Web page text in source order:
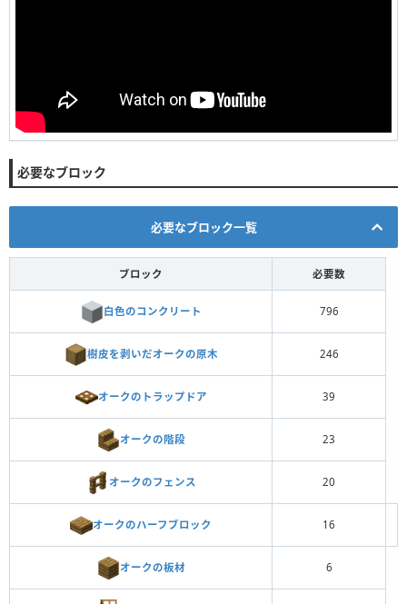
必要なブロック
必要なブロック一覧
ブロック 必要数
白色のコンクリート 796
樹皮を剥いだオークの原木 246
オークのトラップドア 39
オークの階段 23
オークのフェンス 20
オークのハーフブロック 16
オークの板材 6